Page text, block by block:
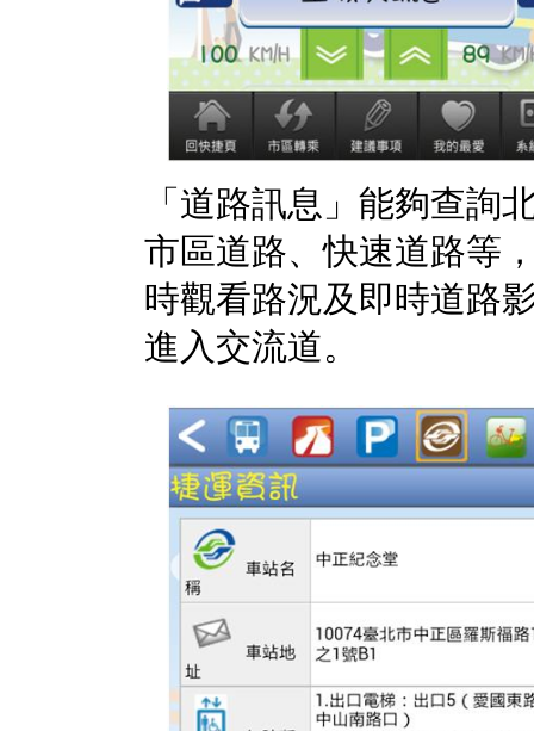
「道路訊息」能夠查詢
市區道路、快速道路等
時觀看路況及即時道路
進入交流道。